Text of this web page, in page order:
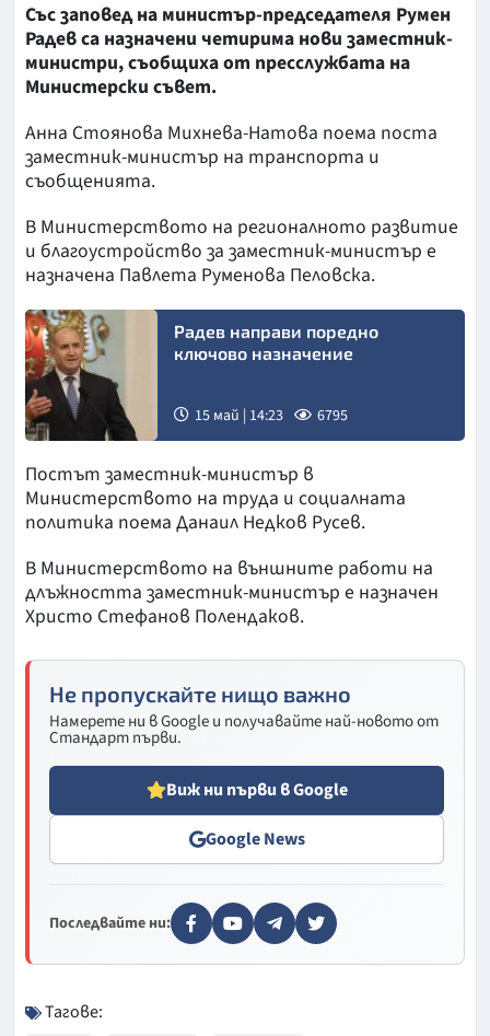
Със заповед на министър-председателя Румен
Радев са назначени четирима нови заместник-
министри, съобщиха от пресслужбата на
Министерски съвет.
Анна Стоянова Михнева-Натова поема поста
заместник-министър на транспорта и
съобщенията.
В Министерството на регионалното развитие
и благоустройство за заместник-министър е
назначена Павлета Руменова Пеловска.
БГНЕС
Радев направи поредно
ключово назначение
15 май | 14:23 6795
Постът заместник-министър в
Министерството на труда и социалната
политика поема Данаил Недков Русев.
В Министерството на външните работи на
длъжността заместник-министър е назначен
Христо Стефанов Полендаков.
Не пропускайте нищо важно
Намерете ни в Google и получавайте най-новото от
Стандарт първи.
Виж ни първи в Google
Google News
Последвайте ни:
Тагове: